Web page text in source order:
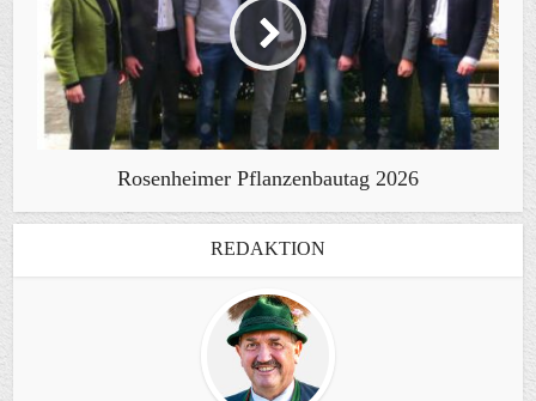
Rosenheimer Pflanzenbautag 2026
REDAKTION